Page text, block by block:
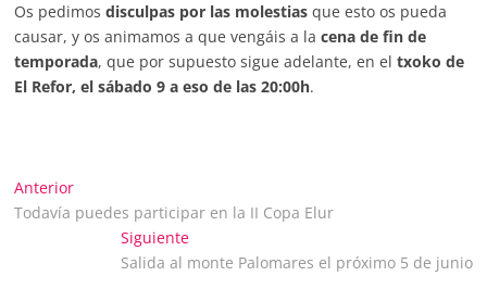
Os pedimosdisculpas por las molestias que esto os pueda
causar, y os animamos a que vengáis a lacena de fin de
temporada, que por supuesto sigue adelante, en eltxoko de
El Refor, el sábado 9 a eso de las 20:00h.
Navegación
entradas
AnteriorEntrada
anterior:
Todavía puedes participar en la II Copa Elur
SiguienteEntrada
siguiente:
Salida al monte Palomares el próximo 5 de junio